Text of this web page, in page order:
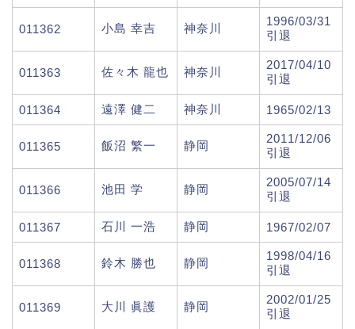
011362 小島 幸吉 神奈川
1996/03/31
引退
011363 佐々木 龍也 神奈川
2017/04/10
引退
011364 遠澤 健二 神奈川 1965/02/13
011365 飯沼 繁一 静岡
2011/12/06
引退
011366 池田 学 静岡
2005/07/14
引退
011367 石川 一浩 静岡 1967/02/07
011368 鈴木 勝也 静岡
1998/04/16
引退
011369 大川 眞護 静岡
2002/01/25
引退